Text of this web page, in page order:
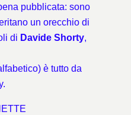
pubblicata: sono
un orecchio di
di Davide Shorty,
è tutto da